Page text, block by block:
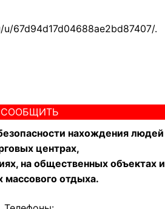
67d94d17d04688ae2bd87407/.
СООБЩИТЬ
нахождения людей
центрах,
на общественных объектах и
массового отдыха.